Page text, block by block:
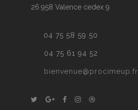
26 958 Valence cedex 9
04 75 58 59 50
04 75 61 94 52
bienvenue@procimeup.fr